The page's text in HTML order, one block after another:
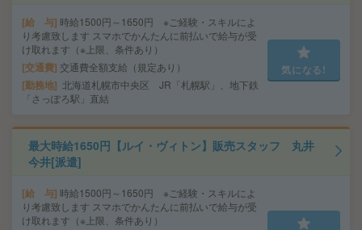
給 与 時給1500円～1650円 ※ご経験・スキルによ
り考慮致します スマホでかんたんに前払いで給与が受
け取れます（※上限、条件あり）
交通費 交通費全額支給（規定あり）
勤務地
北海道札幌市中央区 JR「札幌駅」、地下鉄
「さっぽろ駅」直結
気になる!
最大時給1650円【ルイ・ヴィトン】販売スタッフ 丸井
今井[派遣]
給 与 時給1500円～1650円 ※ご経験・スキルによ
り考慮致します スマホでかんたんに前払いで給与が受
け取れます（※上限、条件あり）